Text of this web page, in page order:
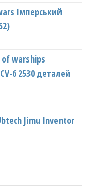
Імперський
of warships
6 2530 деталей
Jimu Inventor